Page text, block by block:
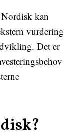
kan
vurdering
Det er